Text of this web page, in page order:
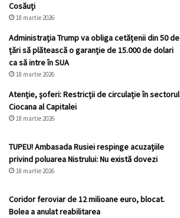
Cosăuți
18 martie 2026
Administrația Trump va obliga cetățenii din 50 de
țări să plătească o garanție de 15.000 de dolari
ca să intre în SUA
18 martie 2026
Atenție, șoferi: Restricții de circulație în sectorul
Ciocana al Capitalei
18 martie 2026
TUPEU! Ambasada Rusiei respinge acuzațiile
privind poluarea Nistrului: Nu există dovezi
18 martie 2026
Coridor feroviar de 12 milioane euro, blocat.
Bolea a anulat reabilitarea